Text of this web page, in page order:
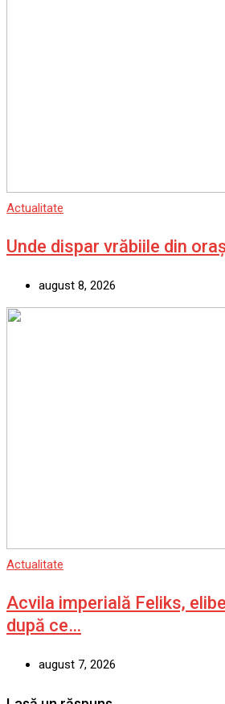
Actualitate
Unde dispar vrăbiile din
august 8, 2026
Actualitate
Acvila imperială Feliks,
după ce…
august 7, 2026